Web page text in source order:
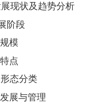
现状及趋势分析
阶段
模
点
态分类
展与管理